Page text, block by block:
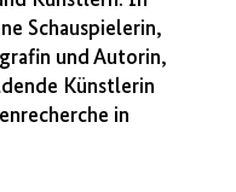
Schauspielerin,
und Autorin,
Künstlerin
in